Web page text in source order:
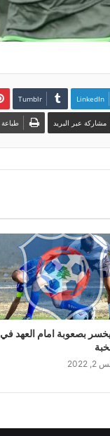
LinkedIn
مشاركة عبر البريد طباعة
بصعوبة امام العهد في